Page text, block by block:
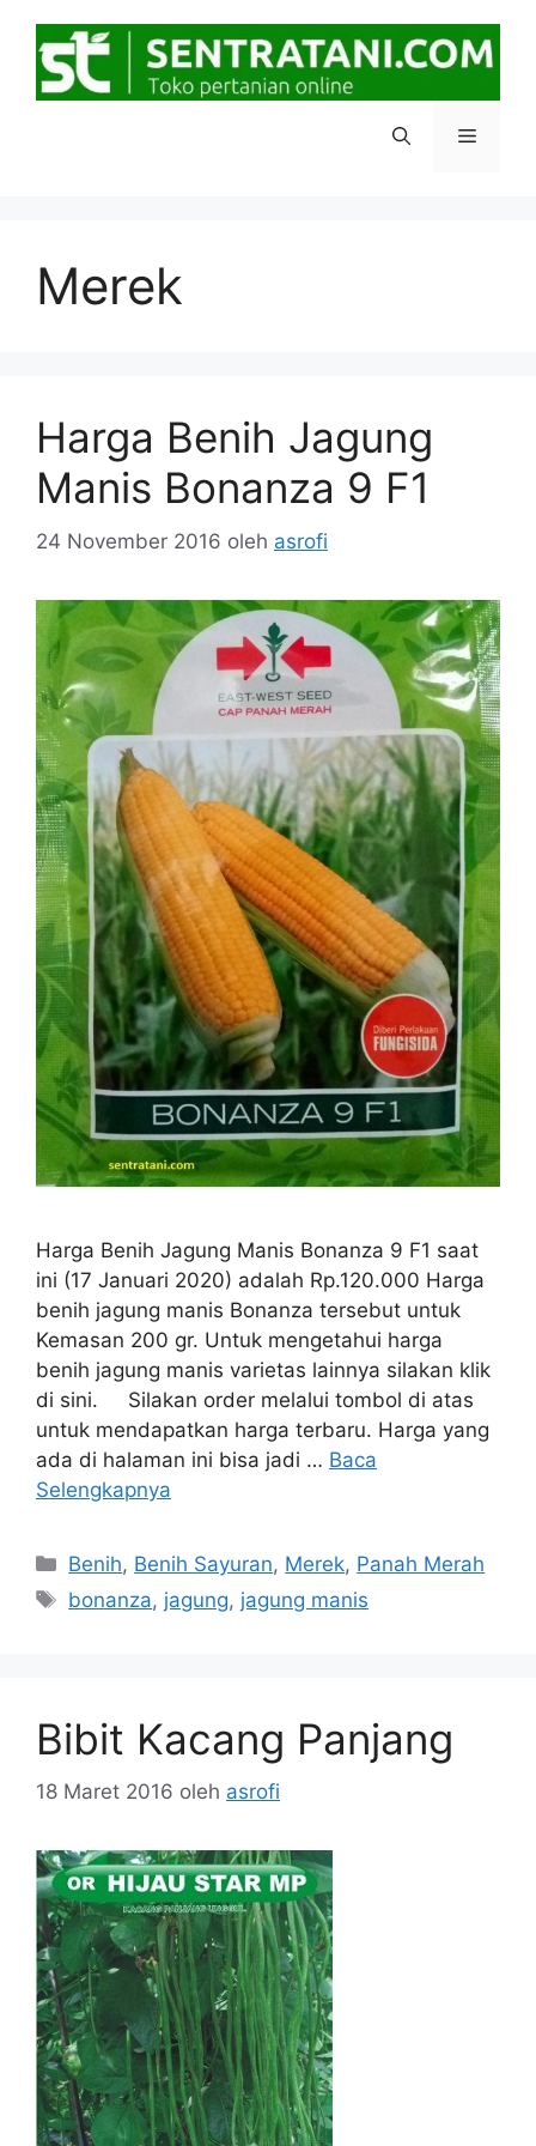
Menu
Merek
Harga Benih Jagung
Manis Bonanza 9 F1
24 November 2016 oleh asrofi
Harga Benih Jagung Manis Bonanza 9 F1 saat
ini (17 Januari 2020) adalah Rp.120.000 Harga
benih jagung manis Bonanza tersebut untuk
Kemasan 200 gr. Untuk mengetahui harga
benih jagung manis varietas lainnya silakan klik
di sini. Silakan order melalui tombol di atas
untuk mendapatkan harga terbaru. Harga yang
ada di halaman ini bisa jadi … Baca
Selengkapnya
Kategori
Benih, Benih Sayuran, Merek, Panah Merah
Tag
bonanza, jagung, jagung manis
Bibit Kacang Panjang
18 Maret 2016 oleh asrofi